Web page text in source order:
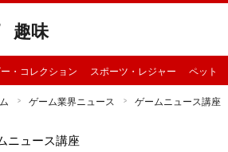
趣味
・コレクション スポーツ・レジャー ペット
ゲーム業界ニュース ゲームニュース講座
ニュース講座